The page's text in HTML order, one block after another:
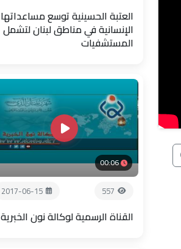
العتبة الحسينية توسع مساعداتها
الإنسانية في مناطق لبنان لتشمل
المستشفيات
00:06
557
2017-06-15
القناة الرسمية لوكالة نون الخبرية